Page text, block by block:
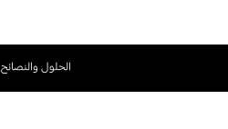
الحلول والنصائح